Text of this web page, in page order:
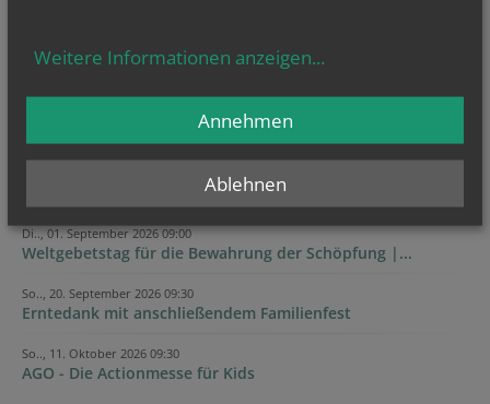
Di.., 01. September 2026 09:00
Weltgebetstag für die Bewahrung der Schöpfung |...
So.., 20. September 2026 09:30
Erntedank mit anschließendem Familienfest
So.., 11. Oktober 2026 09:30
AGO - Die Actionmesse für Kids
Weitere Informationen anzeigen...
Ablehnen
Annehmen